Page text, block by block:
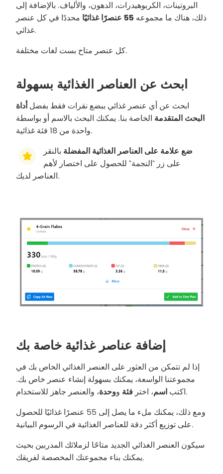
البروتينات، الكربوهيدرات، الدهون، والألياف. بالإضافة إلى
ذلك، هناك ما مجموعه 55 عنصرًا غذائيًا
محددًا في كل عنصر
غذائي.
كل عنصر متاح بست لغات مختلفة.
ابحث عن العناصر الغذائية بسهولة
ابحث عن أي عنصر غذائي ببضع نقرات فقط بفضل أداة
البحث المتقدمة الخاصة بنا. يمكنك البحث بالاسم أو بواسطة
واحدة من 18 فئة غذائية.
ضع علامة على العناصر الغذائية المفضلة بالنقر
على زر "النجمة" للحصول على اختصار لأهم
العناصر لديك.
إضافة عناصر غذائية خاصة بك
إذا لم تتمكن من العثور على العنصر الغذائي الخاص بك في
مجموعتنا الواسعة، يمكنك بسهولة إنشاء عنصر خاص بك.
اكتب اسم، اختر فئة ووحدة ، والعنصر جاهز للاستخدام.
ومع ذلك، يمكنك ملء ما يصل إلى 55 عنصرًا غذائيًا للحصول
على توزيع أكثر دقة للعناصر الغذائية في الرسوم البيانية.
سيكون العنصر الغذائي الجديد متاحًا لزملائك المدربين بحيث
يمكنك بناء مجموعتك المخصصة لفريقك.